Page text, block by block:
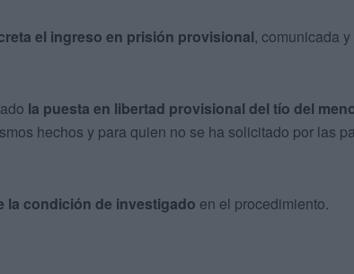
el ingreso en prisión provisional, comunicada
la puesta en libertad provisional del tío del
hechos y para quien no se ha solicitado por las
la condición de investigado en el procedimiento.